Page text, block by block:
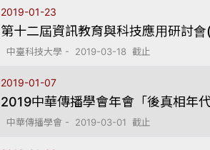
2019-01-23
第十二屆資訊教育與科技應用研討
中臺科技大學 - 2019-03-18 截止
2019-01-07
2019中華傳播學會年會「後真相年
中華傳播學會 - 2019-03-01 截止